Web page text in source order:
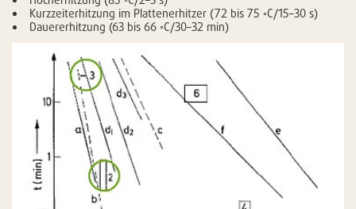
Kurzzeiterhitzung im Plattenerhitzer (72 bis 75 ◦C/15–30 s)
Dauererhitzung (63 bis 66 ◦C/30–32 min)